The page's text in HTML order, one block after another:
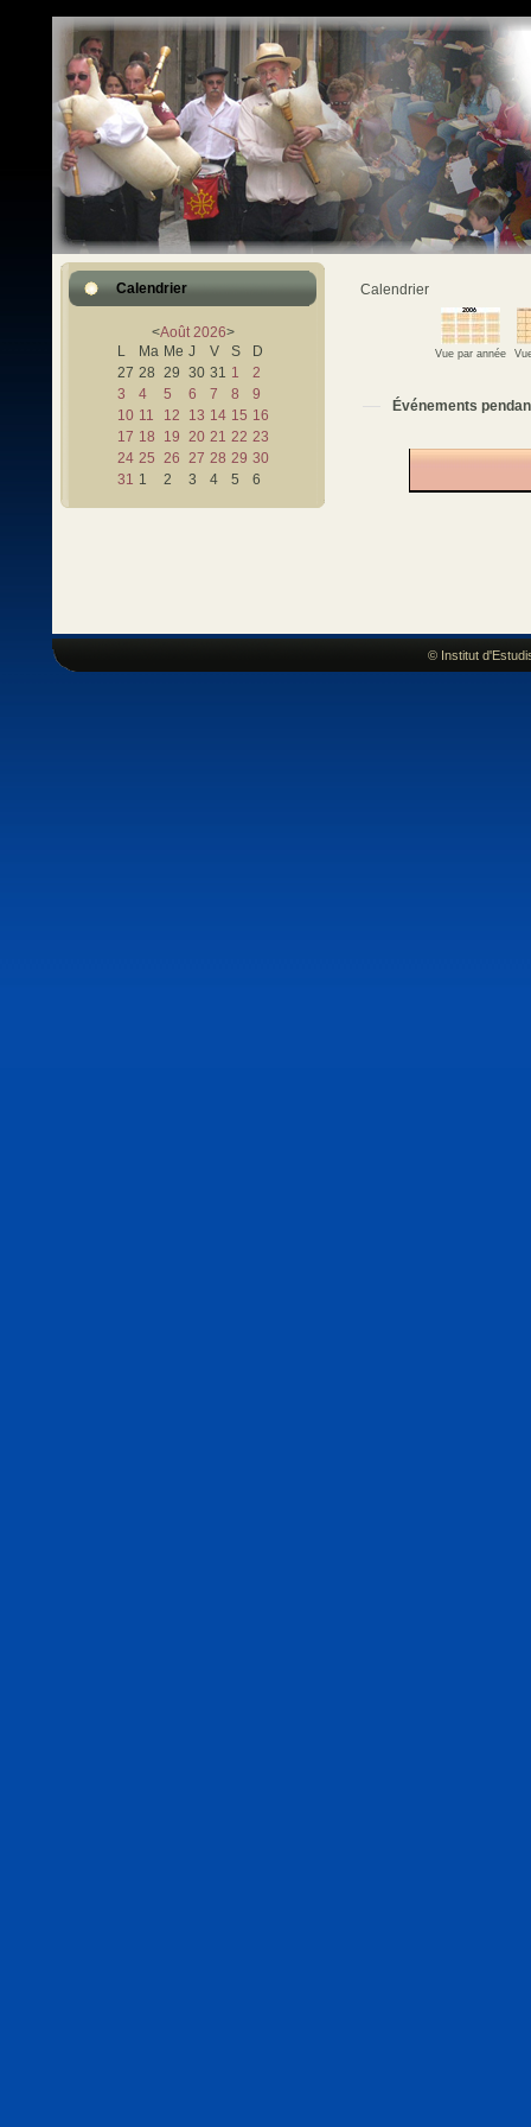
Calendrier
<Août 2026>
L
Ma Me J V S
D
27 28 29 30 31 1
2
3
4 5 6 7 8
9
10 11 12 13 14 15 16
17 18 19 20 21 22 23
24 25 26 27 28 29 30
31 1 2 3 4 5 6
Calendrier
Vue par année
Événements
© Institut